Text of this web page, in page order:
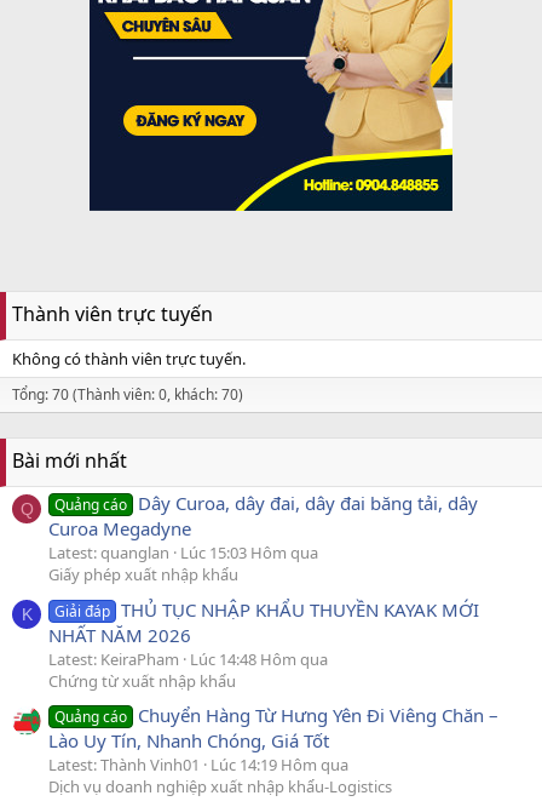
Thành viên trực tuyến
Không có thành viên trực tuyến.
Tổng: 70 (Thành viên: 0, khách: 70)
Bài mới nhất
Q Quảng cáo Dây Curoa, dây đai, dây đai băng tải, dây
Curoa Megadyne
Latest: quanglan
Lúc 15:03 Hôm qua
Giấy phép xuất nhập khẩu
K Giải đáp THỦ TỤC NHẬP KHẨU THUYỀN KAYAK MỚI
NHẤT NĂM 2026
Latest: KeiraPham
Lúc 14:48 Hôm qua
Chứng từ xuất nhập khẩu
Quảng cáo Chuyển Hàng Từ Hưng Yên Đi Viêng Chăn –
Lào Uy Tín, Nhanh Chóng, Giá Tốt
Latest: Thành Vinh01
Lúc 14:19 Hôm qua
Dịch vụ doanh nghiệp xuất nhập khẩu-Logistics